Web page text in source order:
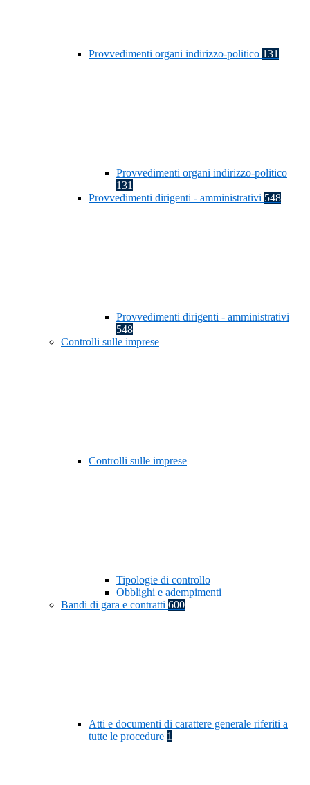
Provvedimenti organi indirizzo-politico 131
Provvedimenti organi indirizzo-politico
131
Provvedimenti dirigenti - amministrativi 548
Provvedimenti dirigenti - amministrativi
548
Controlli sulle imprese
Controlli sulle imprese
Tipologie di controllo
Obblighi e adempimenti
Bandi di gara e contratti 600
Atti e documenti di carattere generale riferiti a
tutte le procedure 1